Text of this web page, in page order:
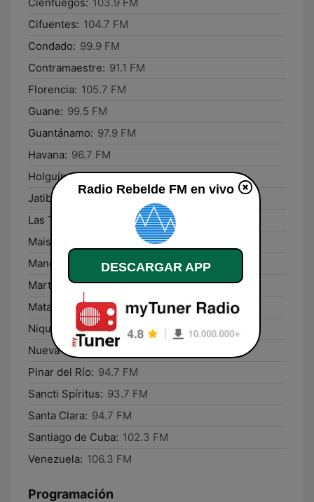
Cifuentes: 104.7 FM
Condado: 99.9 FM
Contramaestre: 91.1 FM
Florencia: 105.7 FM
Guane: 99.5 FM
Guantánamo: 97.9 FM
Havana: 96.7 FM
Holguín: 103.5 FM
Jatibonico: 92.7 FM
Las Tunas:
Maisí:
Manguito:
107.9 FM
Martí:
100.3 FM
Matanzas: 92.1 FM
Niquero:
96.7 FM
Nueva Gerona: 105.7 FM
Pinar del Río: 94.7 FM
Sancti Spíritus: 93.7 FM
Santa Clara: 94.7 FM
Santiago de Cuba: 102.3 FM
Venezuela: 106.3 FM
Programación
Radio Rebelde FM en vivo
DESCARGAR APP